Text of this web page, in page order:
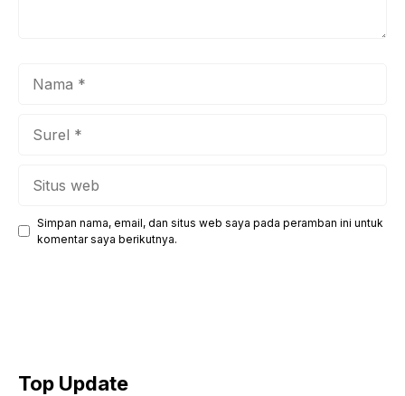
Simpan nama, email, dan situs web saya pada peramban ini untuk
komentar saya berikutnya.
Top Update